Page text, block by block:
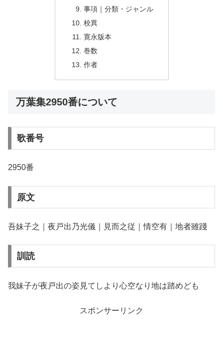
事項｜分類・ジャンル
校異
寛永版本
巻数
作者
万葉集2950番について
歌番号
2950番
原文
吾妹子之｜夜戸出乃光儀｜見而之従｜情空有｜地者雖踐
訓読
我妹子が夜戸出の姿見てしより心空なり地は踏めども
スポンサーリンク